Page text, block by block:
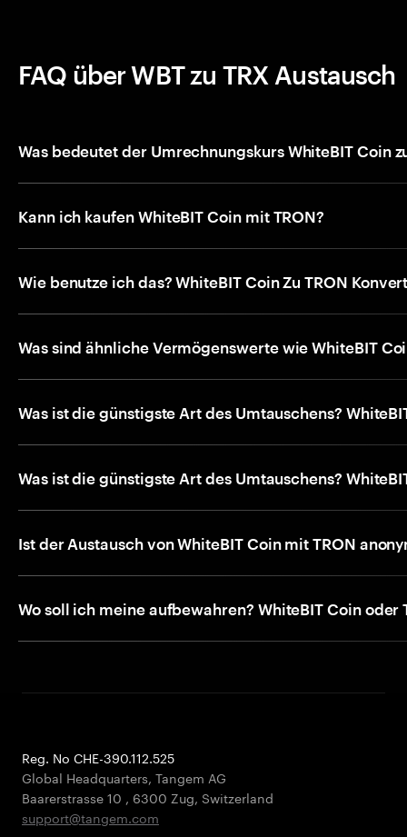
FAQ über WBT zu TRX Austausch
Was bedeutet der Umrechnungskurs WhiteBIT Coin
Kann ich kaufen WhiteBIT Coin mit TRON?
Wie benutze ich das? WhiteBIT Coin Zu TRON
Was sind ähnliche Vermögenswerte wie WhiteBIT
Was ist die günstigste Art des Umtauschens?
Was ist die günstigste Art des Umtauschens?
Ist der Austausch von WhiteBIT Coin mit TRON
Wo soll ich meine aufbewahren? WhiteBIT Coin oder
Reg. No CHE-390.112.525
Global Headquarters, Tangem AG
Baarerstrasse 10 , 6300 Zug, Switzerland
support@tangem.com